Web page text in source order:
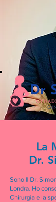
La
Dr.
Sono Il Dr.
Londra. Ho
Chirurgia e la